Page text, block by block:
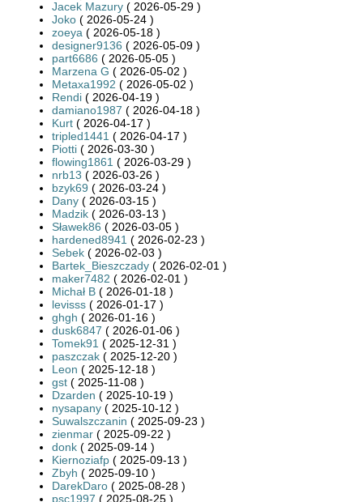
Jacek Mazury ( 2026-05-29 )
Joko ( 2026-05-24 )
zoeya ( 2026-05-18 )
designer9136 ( 2026-05-09 )
part6686 ( 2026-05-05 )
Marzena G ( 2026-05-02 )
Metaxa1992 ( 2026-05-02 )
Rendi ( 2026-04-19 )
damiano1987 ( 2026-04-18 )
Kurt ( 2026-04-17 )
tripled1441 ( 2026-04-17 )
Piotti ( 2026-03-30 )
flowing1861 ( 2026-03-29 )
nrb13 ( 2026-03-26 )
bzyk69 ( 2026-03-24 )
Dany ( 2026-03-15 )
Madzik ( 2026-03-13 )
Sławek86 ( 2026-03-05 )
hardened8941 ( 2026-02-23 )
Sebek ( 2026-02-03 )
Bartek_Bieszczady ( 2026-02-01 )
maker7482 ( 2026-02-01 )
Michał B ( 2026-01-18 )
levisss ( 2026-01-17 )
ghgh ( 2026-01-16 )
dusk6847 ( 2026-01-06 )
Tomek91 ( 2025-12-31 )
paszczak ( 2025-12-20 )
Leon ( 2025-12-18 )
gst ( 2025-11-08 )
Dzarden ( 2025-10-19 )
nysapany ( 2025-10-12 )
Suwalszczanin ( 2025-09-23 )
zienmar ( 2025-09-22 )
donk ( 2025-09-14 )
Kiernoziafp ( 2025-09-13 )
Zbyh ( 2025-09-10 )
DarekDaro ( 2025-08-28 )
psc1997 ( 2025-08-25 )